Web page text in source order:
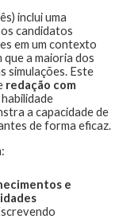
inclui uma
candidatos
em um contexto
a maioria dos
simulações. Este
redação com
a capacidade de
de forma eficaz.
e